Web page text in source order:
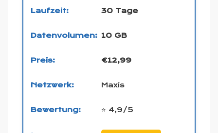
30 Tage
10 GB
€12,99
Maxis
⭐ 4,9/5